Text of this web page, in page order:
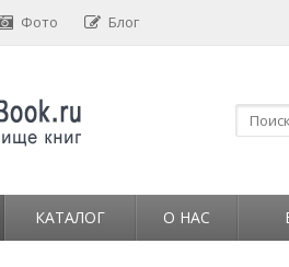
Фото Блог
КАТАЛОГ О НАС